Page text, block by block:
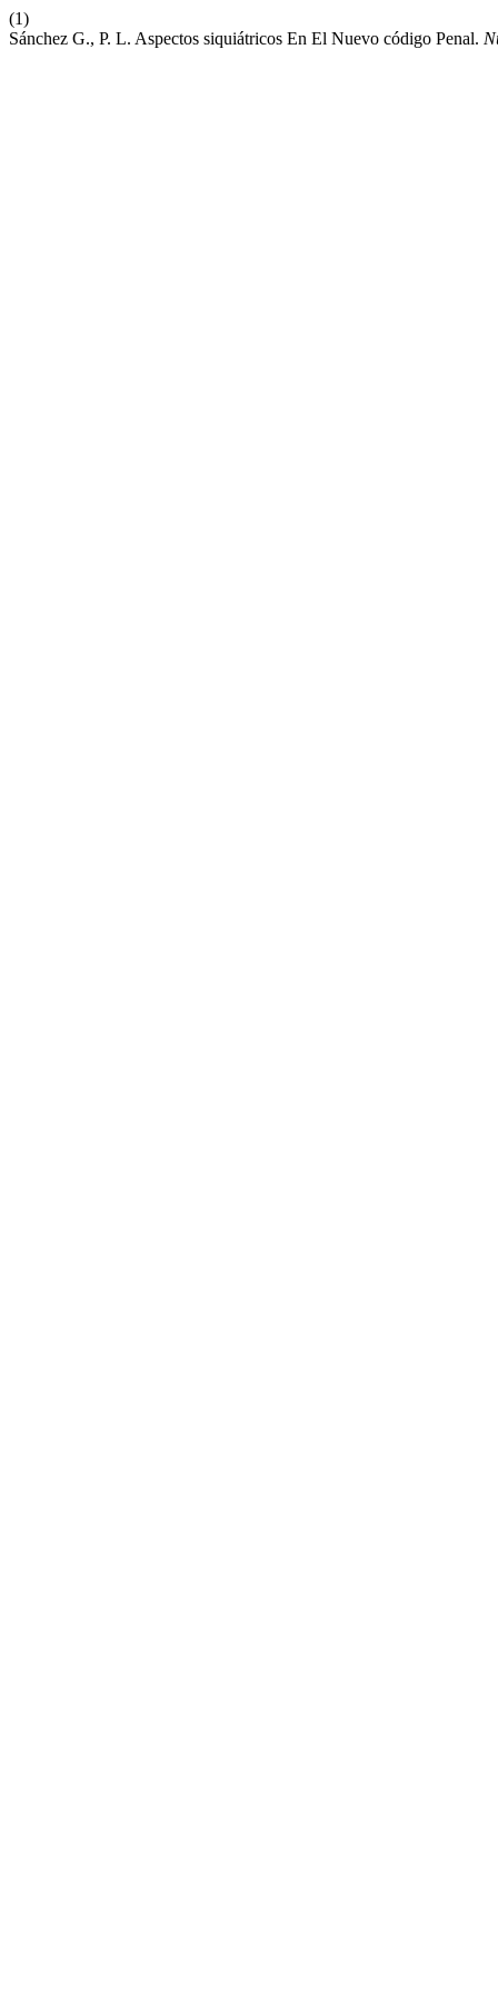
(1)
Sánchez G., P. L. Aspectos siquiátricos En El Nuevo código Penal.